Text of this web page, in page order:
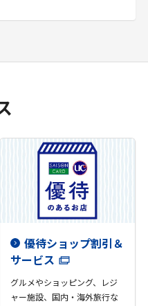
優待ショップ割引＆
サービス
グルメやショッピング、レジ
ャー施設、国内・海外旅行な